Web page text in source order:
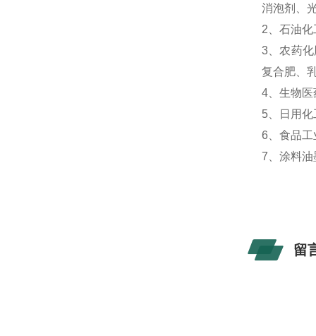
消泡剂、
2、石油
3、农药
复合肥、
4、生物
5、日用
6、食品
7、涂料
留